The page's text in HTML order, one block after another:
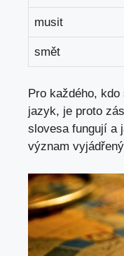
musit
smět
Pro každého,
jazyk, je proto
slovesa fungují a
význam⁢